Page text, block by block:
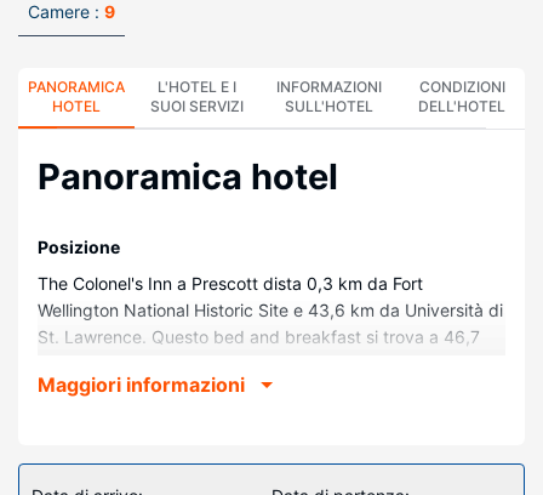
Camere : 9
PANORAMICA
HOTEL
L'HOTEL E I
SUOI SERVIZI
INFORMAZIONI
SULL'HOTEL
CONDIZIONI
DELL'HOTEL
Panoramica hotel
Posizione
The Colonel's Inn a Prescott dista 0,3 km da Fort
Wellington National Historic Site e 43,6 km da Università di
St. Lawrence. Questo bed and breakfast si trova a 46,7
Camere
complete di caminetti, ti aspetta un soggiorno
indimenticabile. Il Wi-Fi gratuito ti consente di restare in
Maggiori informazioni